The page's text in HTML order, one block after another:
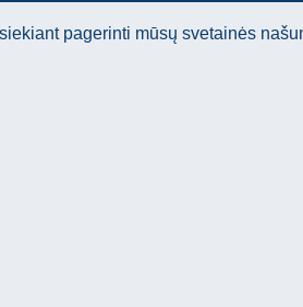
pagerinti mūsų svetainės